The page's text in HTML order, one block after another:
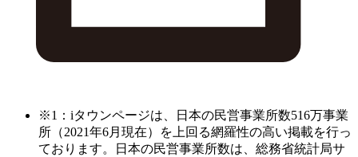
※1：iタウンページは、日本の民営事業所数516万事業
所（2021年6月現在）を上回る網羅性の高い掲載を行っ
ております。日本の民営事業所数は、総務省統計局サ